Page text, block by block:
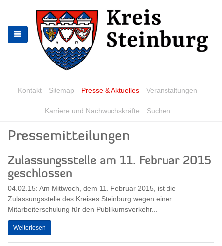
springen
springen
Kontakt Sitemap Presse & Aktuelles Veranstaltungen
Karriere und Nachwuchskräfte Suchen
Pressemitteilungen
Zulassungsstelle am 11. Februar 2015
geschlossen
04.02.15: Am Mittwoch, dem 11. Februar 2015, ist die
Zulassungsstelle des Kreises Steinburg wegen einer
Mitarbeiterschulung für den Publikumsverkehr...
Weiterlesen